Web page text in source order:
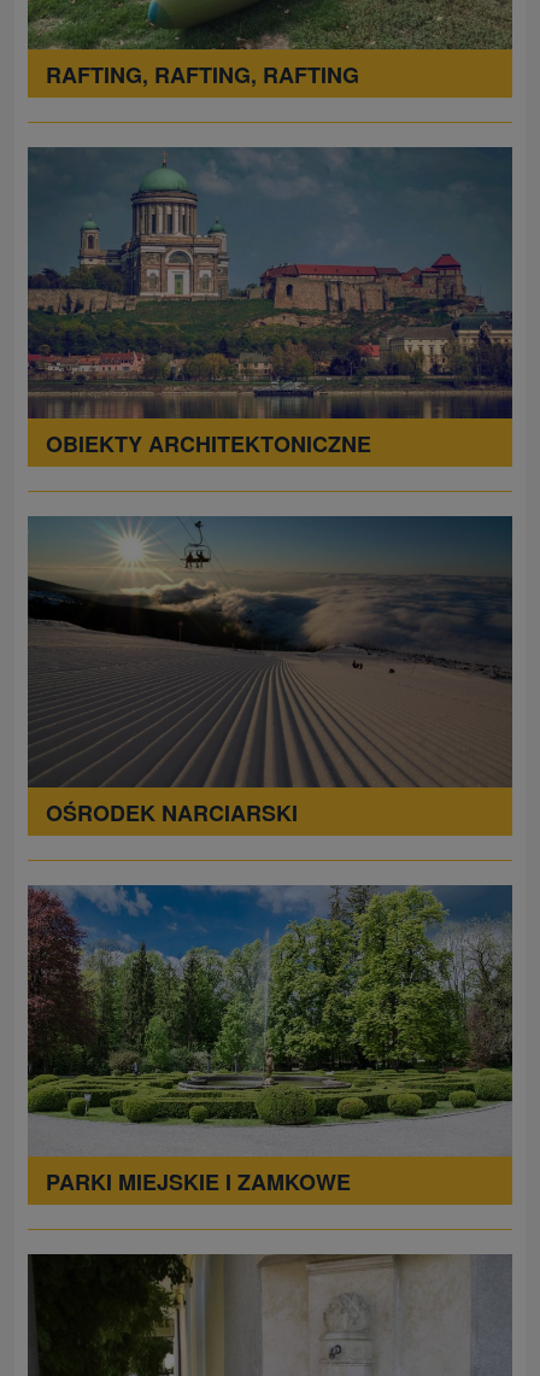
RAFTING, RAFTING, RAFTING
OBIEKTY ARCHITEKTONICZNE
OŚRODEK NARCIARSKI
PARKI MIEJSKIE I ZAMKOWE